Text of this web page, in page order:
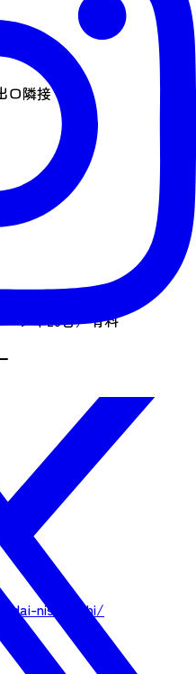
口隣接
フ車20台）有料
nishiguchi/